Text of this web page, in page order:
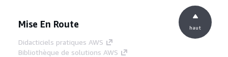
Mise En Route
Didacticiels pratiques AWS
Bibliothèque de solutions AWS
haut